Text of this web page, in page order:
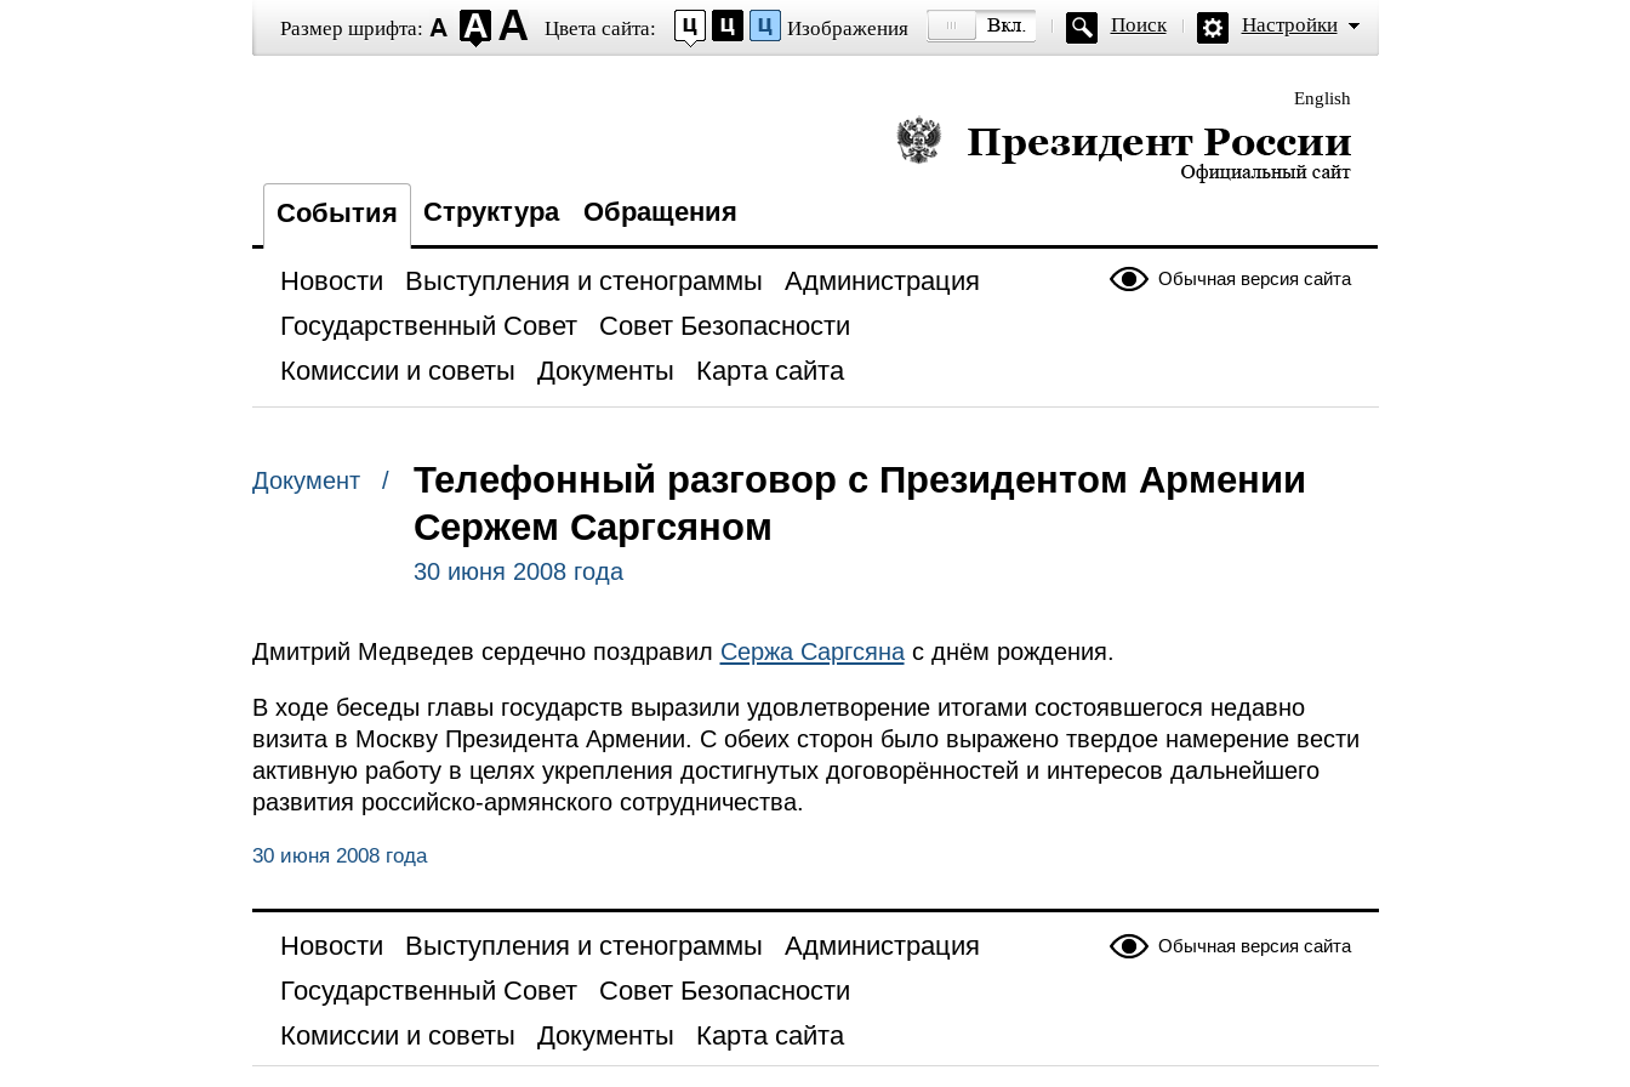
Размер шрифта: Цвета сайта: Изображения Поиск Настройки
English
Президент России — официальный сайт
События Структура Обращения
Обычная версия сайта
Новости Выступления и стенограммы
Администрация
Государственный Совет
Совет Безопасности
Комиссии и советы
Документы Карта сайта
Документ /
Телефонный разговор с Президентом Армении
Сержем Саргсяном
30 июня 2008 года
Дмитрий Медведев сердечно поздравил Сержа Саргсянас днём рождения.
В ходе беседы главы государств выразили удовлетворение итогами состоявшегося недавно
визита в Москву Президента Армении. С обеих сторон было выражено твердое намерение вести
активную работу в целях укрепления достигнутых договорённостей и интересов дальнейшего
развития российско-армянского сотрудничества.
30 июня 2008 года
Обычная версия сайта
Новости Выступления и стенограммы
Администрация
Государственный Совет
Совет Безопасности
Комиссии и советы
Документы Карта сайта